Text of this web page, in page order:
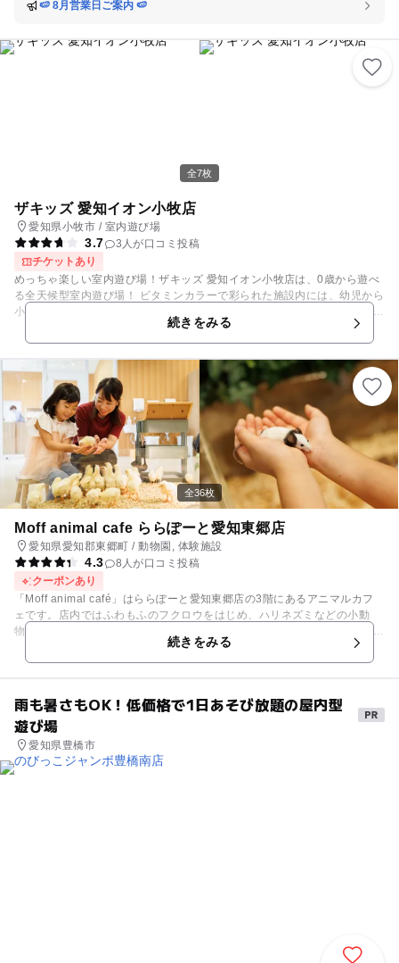
操教室】 問合せ先 070-9070-5814 担当：加藤まで 体操：週1回 ¥6,00
大人のトランポリン教室 ※時間応相談 16:30〜17:30 体操教室 年
長〜小学生 18:00〜19:00 トランポリン教室 年長〜小学生（低学年）
19:15〜20:15 トランポリン教室 小学生（高学年）〜高校生 20:30〜2
しく遊べて、本格的競技の練習もできる施設です。 ２階にトイレ、更衣
室、休憩スペースあり エアコン完備でオールシーズン快適に遊べます。
雨でも関係なく遊べる屋内施設です。 平日営業時間外もお気軽にご相談く
ださい。 皆様のご来店心よりお待ちしております！
🍉 8月営業日ご案内 🍉
全7枚
ザキッズ 愛知イオン小牧店
愛知県小牧市 / 室内遊び場
3.7
3人が口コミ投稿
チケットあり
めっちゃ楽しい室内遊び場！ザキッズ 愛知イオン小牧店は、0歳から遊べ
る全天候型室内遊び場！ ビタミンカラーで彩られた施設内には、幼児から
小学生の子供がワクワクする遊びがいっぱい。 巨大ジャングルジムはじ
め、ボールプールやすべり台、トランポリン、乗り物遊具など身体を動か
して遊べる遊具がいっぱい。 何度でも遊べるフリープレイゲーム機も！
パパもママもお子様もご家族みんなで笑顔に！ 0歳児も遊べる知育玩具を
多数取り揃えており、未就学児のお子様もお楽しみ頂けます。 自由に出入
りでき飲食持込OK。季節ごとのイベントも開催！ 思う存分遊びつくそ
う！めっちゃ楽しい！ザキッズ
続きをみる
全36枚
Moff animal cafe ららぽーと愛知東郷店
愛知県愛知郡東郷町 / 動物園, 体験施設
4.3
8人が口コミ投稿
クーポンあり
「Moff animal café」はららぽーと愛知東郷店の3階にあるアニマルカフ
ェです。店内ではふわもふのフクロウをはじめ、ハリネズミなどの小動
物、珍しいエキゾチックアニマルなど様々な小動物とふれあえます。 入園
には料金がかかります。幼いころから動物と触れ合うことで、動物が好き
になってほしいという思いから、3歳以下のお子さんは入園無料。さら
ューもありますので親子で満足できます。
続きをみる
雨も暑さもOK！低価格で1日あそび放題の屋内型
遊び場
愛知県豊橋市